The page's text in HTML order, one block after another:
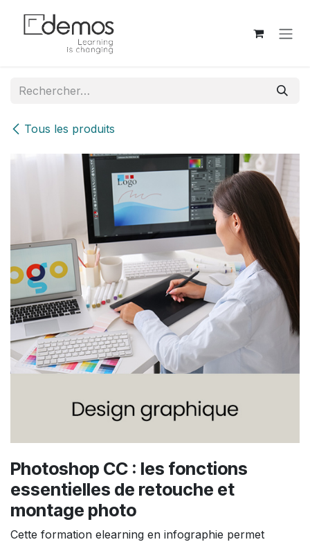
Tous les produits
Photoshop CC : les fonctions
essentielles de retouche et
montage photo
Cette formation elearning en infographie permet